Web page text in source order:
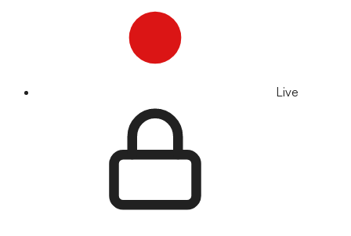
Live